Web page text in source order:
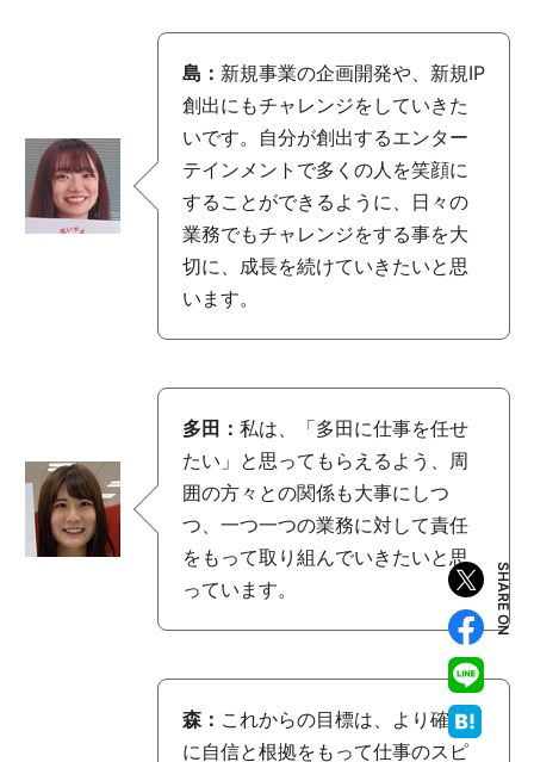
島： 新規事業の企画開発や、新規IP
創出にもチャレンジをしていきた
いです。自分が創出するエンター
テインメントで多くの人を笑顔に
することができるように、日々の
業務でもチャレンジをする事を大
切に、成長を続けていきたいと思
います。
多田： 私は、「多田に仕事を任せ
たい」と思ってもらえるよう、周
囲の方々との関係も大事にしつ
つ、一つ一つの業務に対して責任
をもって取り組んでいきたいと思
っています。
森： これからの目標は、より確実
に自信と根拠をもって仕事のスピ
SHARE ON